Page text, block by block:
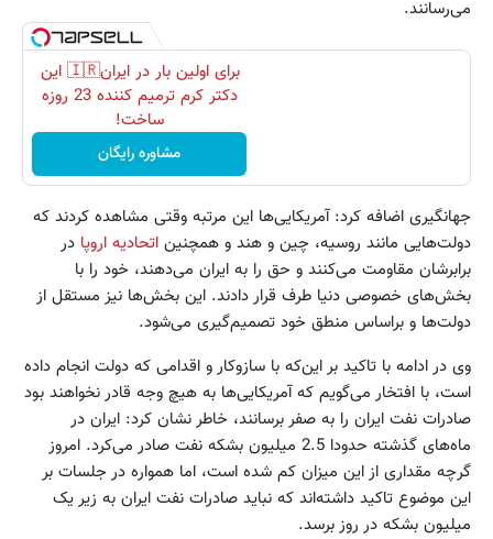
می‌رسانند.
برای اولین بار در ایران🇮🇷 این
دکتر کرم ترمیم کننده 23 روزه
ساخت!
مشاوره رایگان
جهانگیری اضافه کرد: آمریکایی‌ها این مرتبه وقتی مشاهده کردند که
دولت‌هایی مانند روسیه، چین و هند و همچنین اتحادیه اروپا در
برابرشان مقاومت می‌کنند و حق را به ایران می‌دهند، خود را با
بخش‌های خصوصی دنیا طرف قرار دادند. این بخش‌ها نیز مستقل از
دولت‌ها و براساس منطق خود تصمیم‌گیری می‌شود.
وی در ادامه با تاکید بر این‌که با سازوکار و اقدامی که دولت انجام داده
است، با افتخار می‌گویم که آمریکایی‌ها به هیچ وجه قادر نخواهند بود
صادرات نفت ایران را به صفر برسانند، خاطر نشان کرد: ایران در
ماه‌های گذشته حدودا 2.5 میلیون بشکه نفت صادر می‌کرد. امروز
گرچه مقداری از این میزان کم شده است، اما همواره در جلسات بر
این موضوع تاکید داشته‌اند که نباید صادرات نفت ایران به زیر یک
میلیون بشکه در روز برسد.